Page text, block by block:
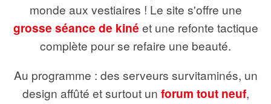
monde aux vestiaires ! Le site s'offre une
grosse séance de kiné et une refonte tactique
complète pour se refaire une beauté.
Au programme : des serveurs survitaminés, un
design affûté et surtout un forum tout neuf,